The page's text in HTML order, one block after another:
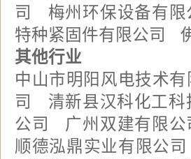
司 梅州环保设备有
特种紧固件有限公司
其他行业
中山市明阳风电技术
司 清新县汉科化工科
公司 广州双建有限
顺德泓鼎实业有限公